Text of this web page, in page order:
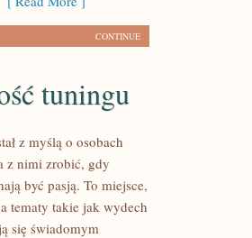
CONTINUE
tuningu
z myślą o osobach
z nimi zrobić, gdy
być pasją. To miejsce,
tematy takie jak wydech
się świadomym